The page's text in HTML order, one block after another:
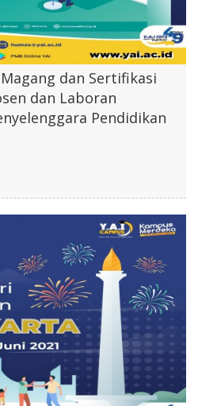
dan Sertifikasi
dan Laboran
Pendidikan